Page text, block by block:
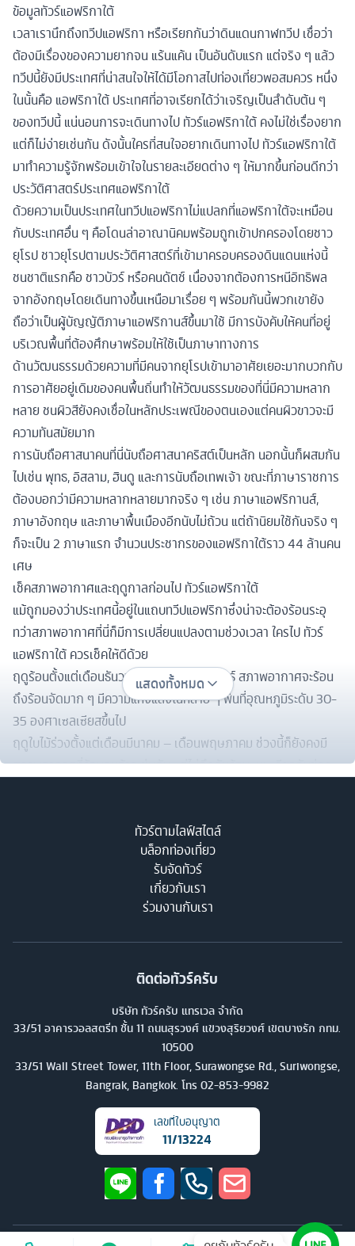
ข้อมูลทัวร์แอฟริกาใต้
เวลาเรานึกถึงทวีปแอฟริกา หรือเรียกกันว่าดินแดนกาฬทวีป เชื่อว่า
ต้องมีเรื่องของความยากจน แร้นแค้น เป็นอันดับแรก แต่จริง ๆ แล้ว
ทวีปนี้ยังมีประเทศที่น่าสนใจให้ได้มีโอกาสไปท่องเที่ยวพอสมควร หนึ่ง
ในนั้นคือ แอฟริกาใต้ ประเทศที่อาจเรียกได้ว่าเจริญเป็นลำดับต้น ๆ
ของทวีปนี้ แน่นอนการจะเดินทางไป ทัวร์แอฟริกาใต้ คงไม่ใช่เรื่องยาก
แต่ก็ไม่ง่ายเช่นกัน ดังนั้นใครที่สนใจอยากเดินทางไป ทัวร์แอฟริกาใต้
มาทำความรู้จักพร้อมเข้าใจในรายละเอียดต่าง ๆ ให้มากขึ้นก่อนดีกว่า
ประวัติศาสตร์ประเทศแอฟริกาใต้
ด้วยความเป็นประเทศในทวีปแอฟริกาไม่แปลกที่แอฟริกาใต้จะเหมือน
กับประเทศอื่น ๆ คือโดนล่าอาณานิคมพร้อมถูกเข้าปกครองโดยชาว
ยุโรป ชาวยุโรปตามประวัติศาสตร์ที่เข้ามาครอบครองดินแดนแห่งนี้
ชนชาติแรกคือ ชาวบัวร์ หรือคนดัตช์ เนื่องจากต้องการหนีอิทธิพล
จากอังกฤษโดยเดินทางขึ้นเหนือมาเรื่อย ๆ พร้อมกันนี้พวกเขายัง
ถือว่าเป็นผู้บัญญัติภาษาแอฟริกานส์ขึ้นมาใช้ มีการบังคับให้คนที่อยู่
บริเวณพื้นที่ต้องศึกษาพร้อมให้ใช้เป็นภาษาทางการ
ด้านวัฒนธรรมด้วยความที่มีคนจากยุโรปเข้ามาอาศัยเยอะมากบวกกับ
การอาศัยอยู่เดิมของคนพื้นถิ่นทำให้วัฒนธรรมของที่นี่มีความหลาก
หลาย ชนผิวสียังคงเชื่อในหลักประเพณีของตนเองแต่คนผิวขาวจะมี
ความทันสมัยมาก
การนับถือศาสนาคนที่นี่นับถือศาสนาคริสต์เป็นหลัก นอกนั้นก็ผสมกัน
ไปเช่น พุทธ, อิสลาม, ฮินดู และการนับถือเทพเจ้า ขณะที่ภาษาราชการ
ต้องบอกว่ามีความหลากหลายมากจริง ๆ เช่น ภาษาแอฟริกานส์,
ภาษาอังกฤษ และภาษาพื้นเมืองอีกนับไม่ถ้วน แต่ถ้านิยมใช้กันจริง ๆ
ก็จะเป็น 2 ภาษาแรก จำนวนประชากรของแอฟริกาใต้ราว 44 ล้านคน
เศษ
เช็คสภาพอากาศและฤดูกาลก่อนไป ทัวร์แอฟริกาใต้
แม้ถูกมองว่าประเทศนี้อยู่ในแถบทวีปแอฟริกาซึ่งน่าจะต้องร้อนระอุ
ทว่าสภาพอากาศที่นี่ก็มีการเปลี่ยนแปลงตามช่วงเวลา ใครไป ทัวร์
แอฟริกาใต้ ควรเช็คให้ดีด้วย
ฤดูร้อนตั้งแต่เดือนธันวาคม – เดือนกุมภาพันธ์ สภาพอากาศจะร้อน
ถึงร้อนจัดมาก ๆ มีความแห้งแล้งในหลาย ๆ พื้นที่อุณหภูมิระดับ 30-
35 องศาเซลเซียสขึ้นไป
ฤดูใบไม้ร่วงตั้งแต่เดือนมีนาคม – เดือนพฤษภาคม ช่วงนี้ก็ยังคงมี
สภาพอากาศที่ร้อนอบอ้าวเช่นกัน แต่ไม่ถึงกับร้อนแบบเดียวกับช่วง
บางพื้นที่ของประเทศจะมีอากาศหนาวจัดระดับ 0 องศาเซลเซียส
พร้อมทั้งมีฝนตกอยู่หลายจุดพอสมควร
ฤดูใบไม้ผลิ ตั้งแต่เดือนกันยายน – เดือนพฤศจิกายน อากาศกำลัง
เย็นสบายไม่ร้อนเกินไป แต่พอปลาย ๆ ช่วงฤดูนี้อากาศจะเริ่มมี
ทัวร์แอฟริกาใต้ เดือนตุลาคมลองดูกับ ทัวร์ครับ ได้เลย
การเดินทางไป ทัวร์แอฟริกาใต้
ความต่างของด้านเวลาประเทศไทยจะเร็วว่าประมาณ 5 ชั่วโมง ด้าน
การเดินทางไป ทัวร์แอฟริกาใต้ บ้านเรายังไม่มีสายการบินบินตรงไป
ยังประเทศนี้ทำให้ต้องมีการต่อเครื่องใช้เวลาเดินทางราว 17 ชั่วโมง
ขึ้นไป ขณะที่การเดินทางภายในประเทศสามารถเลือกได้หลากหลาย
แต่ที่นิยมสุดคือการเดินทางด้วยรถบัสหรือแท็กซี่ นอกนั้นเช่น รถไฟ,
แสดงทั้งหมด
ทัวร์ตามไลฟ์สไตล์
บล็อกท่องเที่ยว
รับจัดทัวร์
เกี่ยวกับเรา
ร่วมงานกับเรา
ติดต่อทัวร์ครับ
บริษัท ทัวร์ครับ แทรเวล จำกัด
33/51 อาคารวอลสตรีท ชั้น 11 ถนนสุรวงศ์ แขวงสุริยวงศ์ เขตบางรัก กทม.
10500
33/51 Wall Street Tower, 11th Floor, Surawongse Rd., Suriwongse,
Bangrak, Bangkok. โทร 02-853-9982
เลขที่ใบอนุญาต
11/13224